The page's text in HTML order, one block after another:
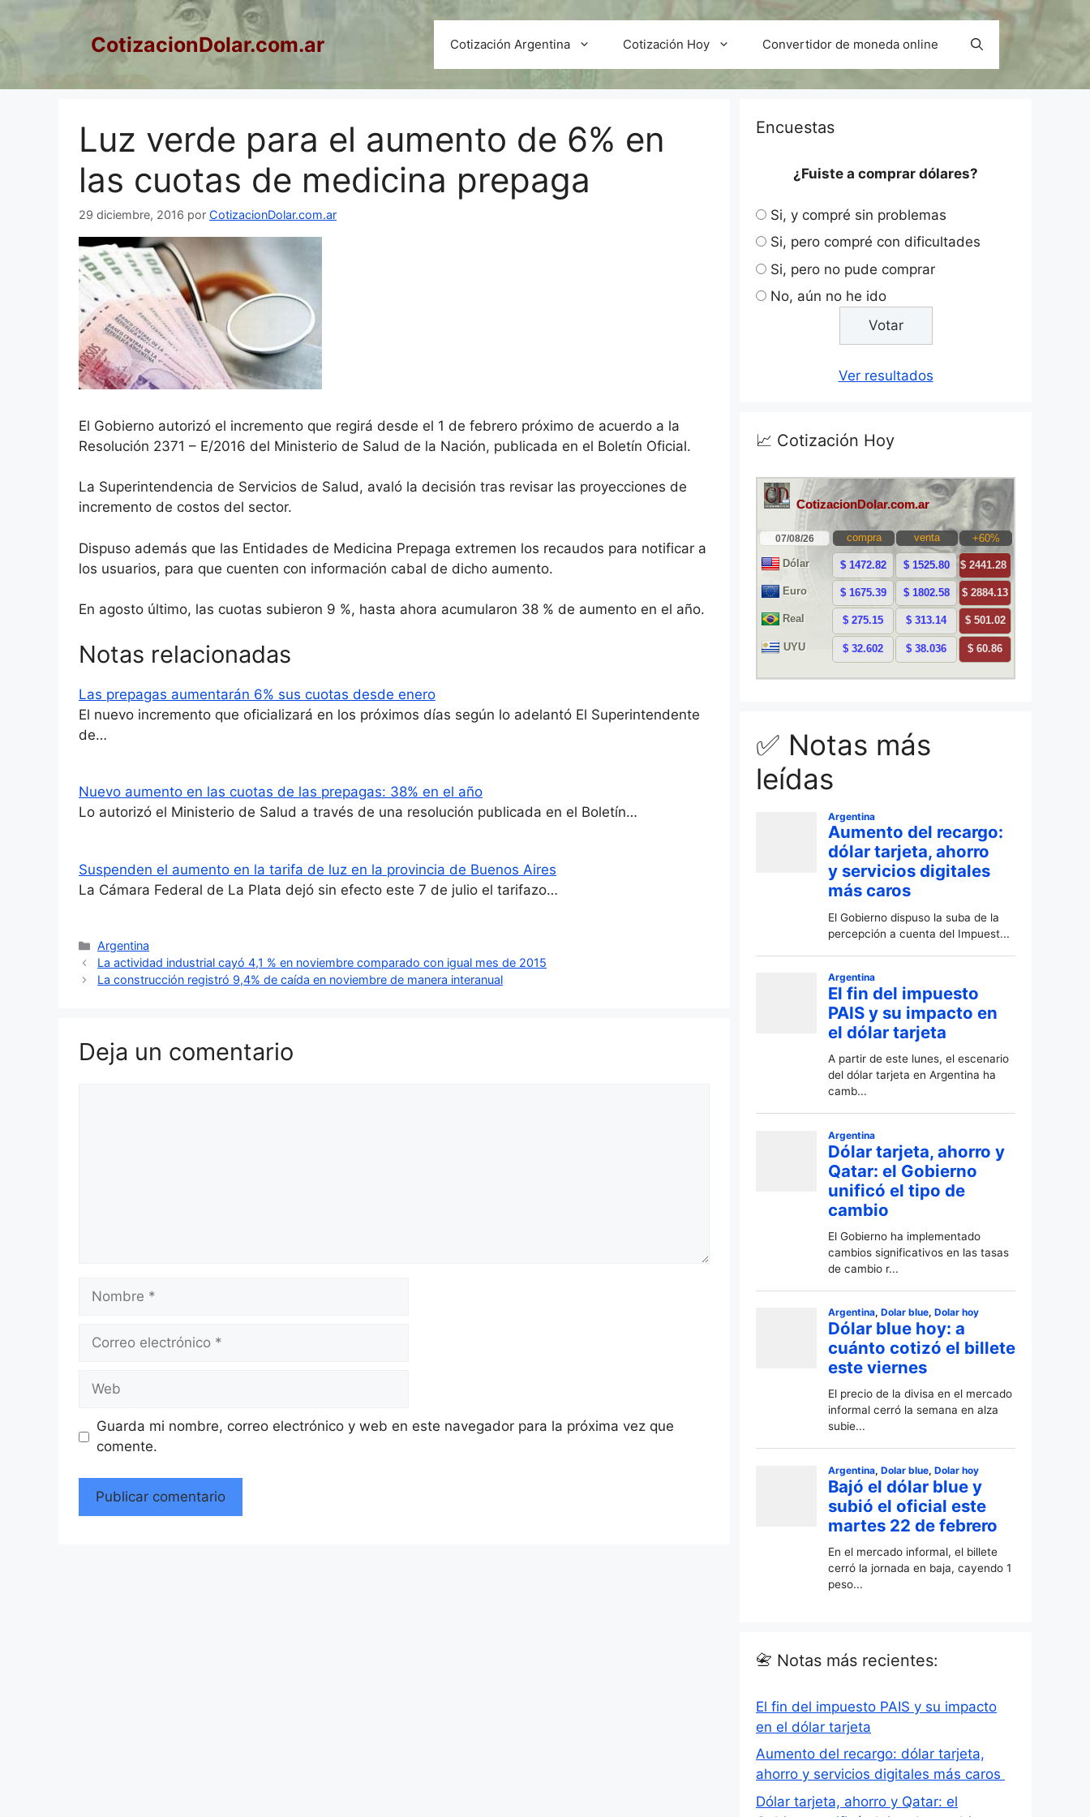
al
CotizacionDolar.com.ar Cotización Argentina Cotización Hoy Convertidor de moneda online
Luz verde para el aumento de 6% en
las cuotas de medicina prepaga
29 diciembre, 2016 por CotizacionDolar.com.ar
El Gobierno autorizó el incremento que regirá desde el 1 de febrero próximo de acuerdo a la
Resolución 2371 – E/2016 del Ministerio de Salud de la Nación, publicada en el Boletín Oficial.
La Superintendencia de Servicios de Salud, avaló la decisión tras revisar las proyecciones de
incremento de costos del sector.
Dispuso además que las Entidades de Medicina Prepaga extremen los recaudos para notificar a
los usuarios, para que cuenten con información cabal de dicho aumento.
En agosto último, las cuotas subieron 9 %, hasta ahora acumularon 38 % de aumento en el año.
Notas relacionadas
Las prepagas aumentarán 6% sus cuotas desde enero
El nuevo incremento que oficializará en los próximos días según lo adelantó El Superintendente
de…
Nuevo aumento en las cuotas de las prepagas: 38% en el año
Lo autorizó el Ministerio de Salud a través de una resolución publicada en el Boletín…
Suspenden el aumento en la tarifa de luz en la provincia de Buenos Aires
La Cámara Federal de La Plata dejó sin efecto este 7 de julio el tarifazo…
Categorías
Argentina
La actividad industrial cayó 4,1 % en noviembre comparado con igual mes de 2015
La construcción registró 9,4% de caída en noviembre de manera interanual
Deja un comentario
Nombre
Correo
Web
Guarda mi nombre, correo electrónico y web en este navegador para la próxima vez que
comente.
Encuestas
¿Fuiste a comprar dólares?
Si, y compré sin problemas
Si, pero compré con dificultades
Si, pero no pude comprar
No, aún no he ido
Ver resultados
📈 Cotización Hoy
✅ Notas más
leídas
📇 Notas más recientes:
El fin del impuesto PAIS y su impacto
en el dólar tarjeta
Aumento del recargo: dólar tarjeta,
ahorro y servicios digitales más caros
Dólar tarjeta, ahorro y Qatar: el